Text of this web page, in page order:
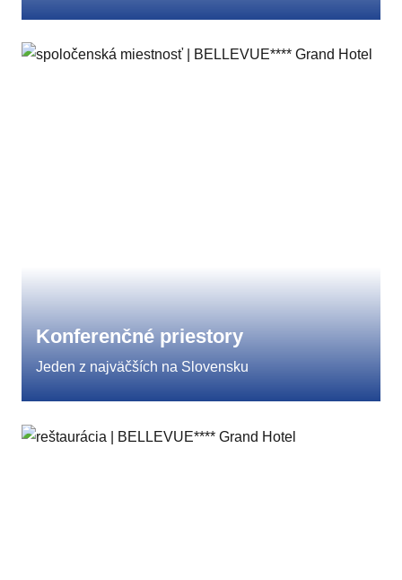
Konferenčné priestory
Jeden z najväčších na Slovensku